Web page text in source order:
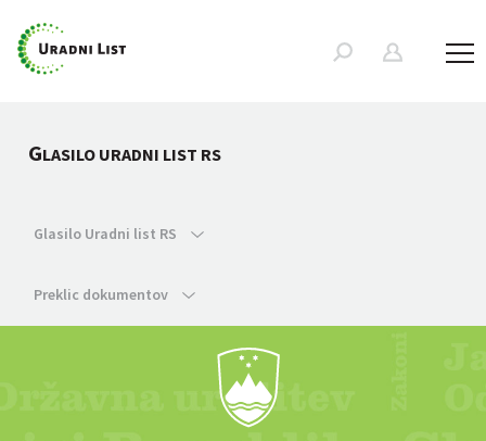
GLASILO URADNI LIST RS
Glasilo Uradni list RS
Preklic dokumentov